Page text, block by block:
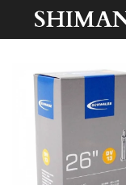
hoofdinhoud